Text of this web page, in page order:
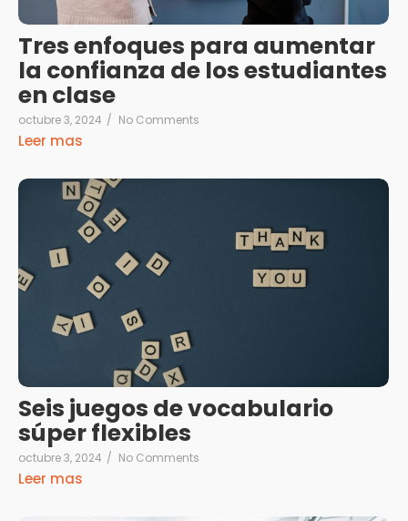
Tres enfoques para aumentar
la confianza de los estudiantes
en clase
octubre 3, 2024 / No Comments
Leer mas
Seis juegos de vocabulario
súper flexibles
octubre 3, 2024 / No Comments
Leer mas